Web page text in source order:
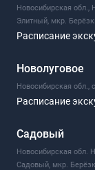
Новосибирская обл.,
Элитный, мкр.
Расписание
Новолуговое
Новосибирская обл.,
Расписание
Садовый
Новосибирская обл.
Садовый, мкр.